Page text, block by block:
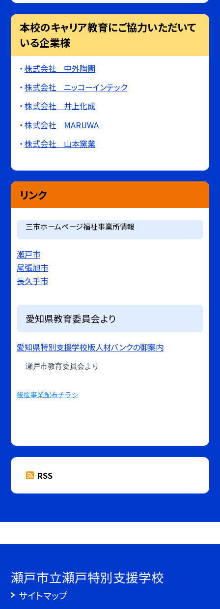
本校のキャリア教育にご協力いただいて
いる企業様
株式会社 中外陶園
株式会社 ニッコーインテック
株式会社 井上化成
株式会社 MARUWA
株式会社 山本窯業
リンク
三市ホームページ福祉事業所情報
瀬戸市
尾張旭市
長久手市
愛知県教育委員会より
愛知県特別支援学校版人材バンクの御案内
瀬戸市教育委員会より
後援事業配布チラシ
RSS
瀬戸市立瀬戸特別支援学校
サイトマップ